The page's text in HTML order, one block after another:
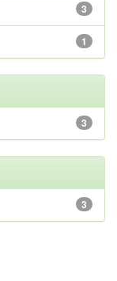
3
1
3
3